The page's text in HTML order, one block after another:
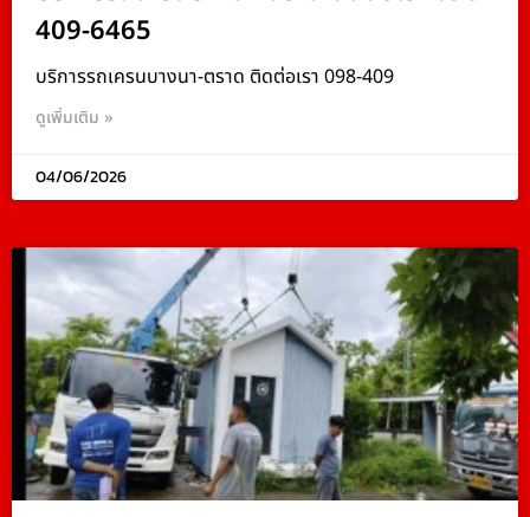
409-6465
บริการรถเครนบางนา-ตราด ติดต่อเรา 098-409
ดูเพิ่มเติม »
04/06/2026